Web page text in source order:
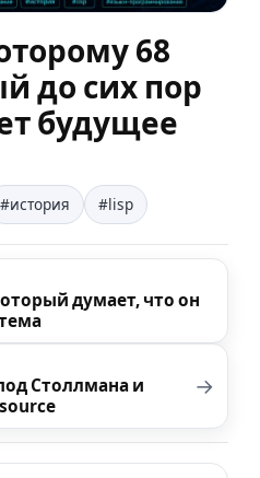
68
до сих пор
будущее
#история #lisp
думает, что он
Столлмана и
→